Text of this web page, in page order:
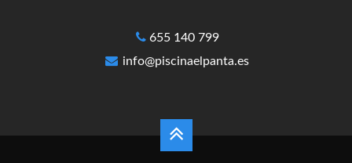
655 140 799
info@piscinaelpanta.es